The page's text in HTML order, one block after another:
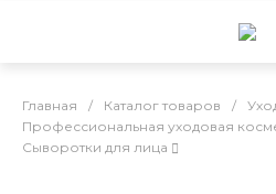
Главная / Каталог товаров /
Профессиональная уходовая
Сыворотки для лица